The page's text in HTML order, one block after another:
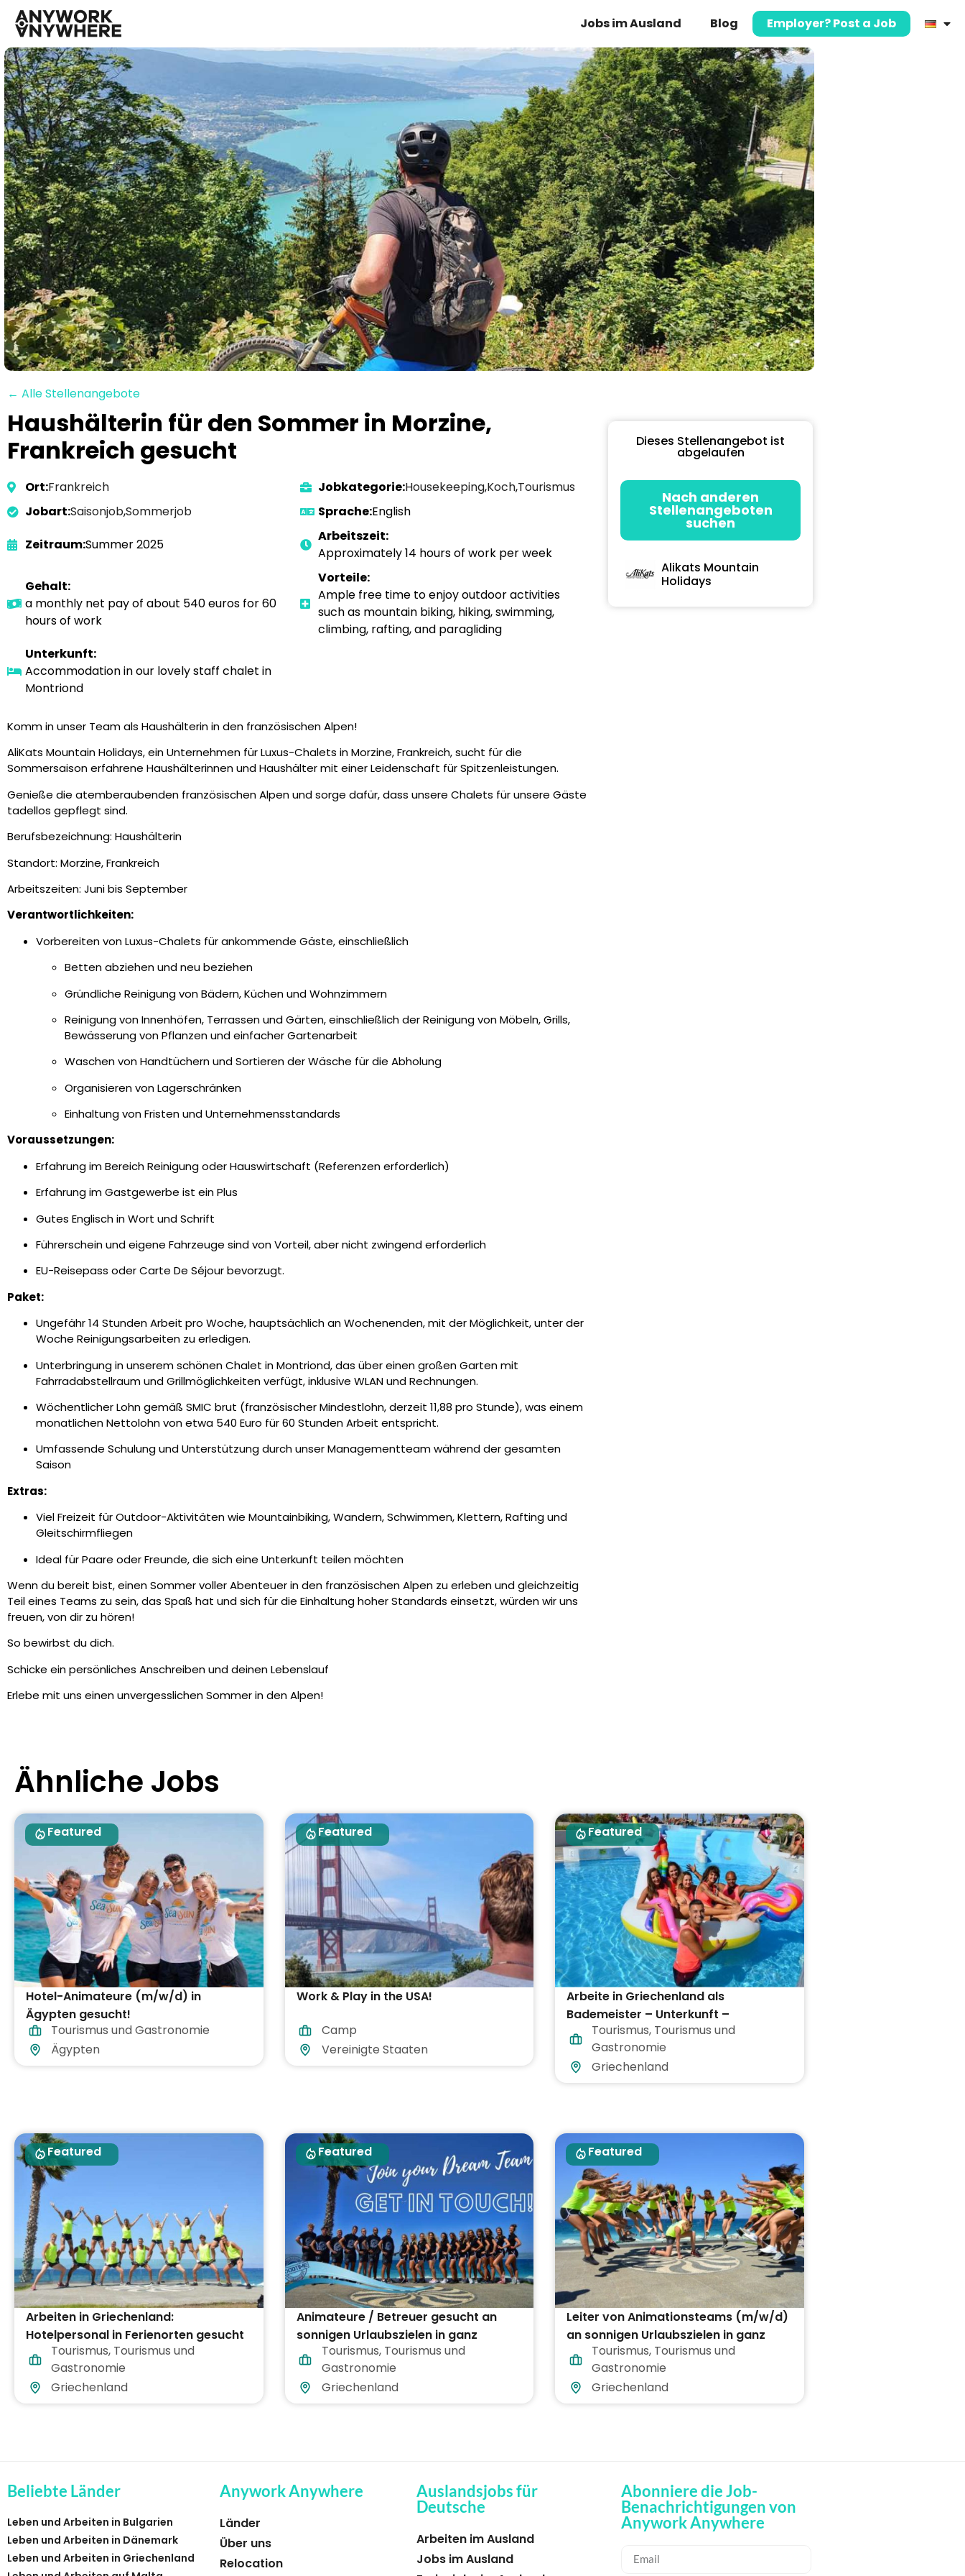
Jobs im Ausland Blog Employer? Post a Job
← Alle Stellenangebote
Haushälterin für den Sommer in Morzine,
Frankreich gesucht
Ort:Frankreich Jobkategorie:Housekeeping,Koch,Tourismus
Jobart:Saisonjob,Sommerjob Sprache:English
Zeitraum:Summer 2025
Arbeitszeit:
Approximately 14 hours of work per week
Gehalt:
a monthly net pay of about 540 euros for 60
hours of work
Vorteile:
Ample free time to enjoy outdoor activities
such as mountain biking, hiking, swimming,
climbing, rafting, and paragliding
Unterkunft:
Accommodation in our lovely staff chalet in
Montriond
Komm in unser Team als Haushälterin in den französischen Alpen!
AliKats Mountain Holidays, ein Unternehmen für Luxus-Chalets in Morzine, Frankreich, sucht für die
Sommersaison erfahrene Haushälterinnen und Haushälter mit einer Leidenschaft für Spitzenleistungen.
Genieße die atemberaubenden französischen Alpen und sorge dafür, dass unsere Chalets für unsere Gäste
tadellos gepflegt sind.
Berufsbezeichnung: Haushälterin
Standort: Morzine, Frankreich
Arbeitszeiten: Juni bis September
Verantwortlichkeiten:
Vorbereiten von Luxus-Chalets für ankommende Gäste, einschließlich
Betten abziehen und neu beziehen
Gründliche Reinigung von Bädern, Küchen und Wohnzimmern
Reinigung von Innenhöfen, Terrassen und Gärten, einschließlich der Reinigung von Möbeln, Grills,
Bewässerung von Pflanzen und einfacher Gartenarbeit
Waschen von Handtüchern und Sortieren der Wäsche für die Abholung
Organisieren von Lagerschränken
Einhaltung von Fristen und Unternehmensstandards
Voraussetzungen:
Erfahrung im Bereich Reinigung oder Hauswirtschaft (Referenzen erforderlich)
Erfahrung im Gastgewerbe ist ein Plus
Gutes Englisch in Wort und Schrift
Führerschein und eigene Fahrzeuge sind von Vorteil, aber nicht zwingend erforderlich
EU-Reisepass oder Carte De Séjour bevorzugt.
Paket:
Ungefähr 14 Stunden Arbeit pro Woche, hauptsächlich an Wochenenden, mit der Möglichkeit, unter der
Woche Reinigungsarbeiten zu erledigen.
Unterbringung in unserem schönen Chalet in Montriond, das über einen großen Garten mit
Fahrradabstellraum und Grillmöglichkeiten verfügt, inklusive WLAN und Rechnungen.
Wöchentlicher Lohn gemäß SMIC brut (französischer Mindestlohn, derzeit 11,88 pro Stunde), was einem
monatlichen Nettolohn von etwa 540 Euro für 60 Stunden Arbeit entspricht.
Umfassende Schulung und Unterstützung durch unser Managementteam während der gesamten
Saison
Extras:
Viel Freizeit für Outdoor-Aktivitäten wie Mountainbiking, Wandern, Schwimmen, Klettern, Rafting und
Gleitschirmfliegen
Ideal für Paare oder Freunde, die sich eine Unterkunft teilen möchten
Wenn du bereit bist, einen Sommer voller Abenteuer in den französischen Alpen zu erleben und gleichzeitig
Teil eines Teams zu sein, das Spaß hat und sich für die Einhaltung hoher Standards einsetzt, würden wir uns
freuen, von dir zu hören!
So bewirbst du dich.
Schicke ein persönliches Anschreiben und deinen Lebenslauf
Erlebe mit uns einen unvergesslichen Sommer in den Alpen!
Dieses Stellenangebot ist
abgelaufen
Nach anderen
Stellenangeboten
suchen
Alikats Mountain
Holidays
Ähnliche Jobs
Featured
Hotel-Animateure (m/w/d) in
Ägypten gesucht!
Tourismus und Gastronomie
Ägypten
Featured
Work & Play in the USA!
Camp
Vereinigte Staaten
Featured
Arbeite in Griechenland als
Bademeister – Unterkunft –
Verpflegung inklusive
Tourismus, Tourismus und
Gastronomie
Griechenland
Featured
Arbeiten in Griechenland:
Hotelpersonal in Ferienorten gesucht
Tourismus, Tourismus und
Gastronomie
Griechenland
Featured
Animateure / Betreuer gesucht an
sonnigen Urlaubszielen in ganz
Griechenland
Tourismus, Tourismus und
Gastronomie
Griechenland
Featured
Leiter von Animationsteams (m/w/d)
an sonnigen Urlaubszielen in ganz
Griechenland
Tourismus, Tourismus und
Gastronomie
Griechenland
Beliebte Länder
Leben und Arbeiten in Bulgarien
Leben und Arbeiten in Dänemark
Leben und Arbeiten in Griechenland
Anywork Anywhere
Länder
Über uns
Relocation
Auslandsjobs für
Deutsche
Arbeiten im Ausland
Jobs im Ausland
Abonniere die Job-
Benachrichtigungen von
Anywork Anywhere